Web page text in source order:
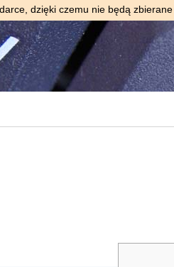
dzięki czemu nie będą